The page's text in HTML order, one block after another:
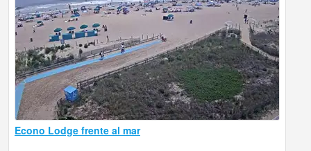
Econo Lodge frente al mar